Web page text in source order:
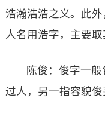
浩瀚浩浩之义。此外
人名用浩字，主要取
陈俊：俊字一
过人，另一指容貌俊